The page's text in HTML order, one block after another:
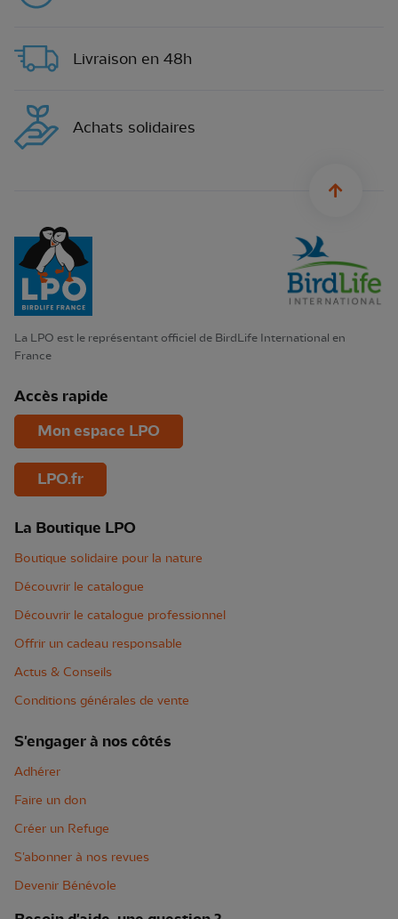
Livraison en 48h
Achats solidaires
La LPO est le représentant officiel de BirdLife International en
France
Accès rapide
Mon espace LPO
LPO.fr
La Boutique LPO
Boutique solidaire pour la nature
Découvrir le catalogue
Découvrir le catalogue professionnel
Offrir un cadeau responsable
Actus & Conseils
Conditions générales de vente
S'engager à nos côtés
Adhérer
Faire un don
Créer un Refuge
S'abonner à nos revues
Devenir Bénévole